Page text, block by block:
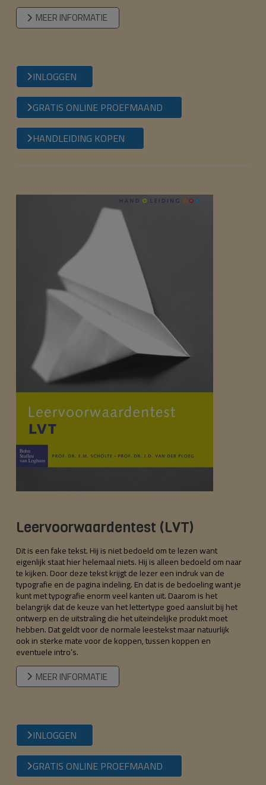
MEER INFORMATIE
INLOGGEN
GRATIS ONLINE PROEFMAAND
HANDLEIDING KOPEN
Leervoorwaardentest (LVT)
Dit is een fake tekst. Hij is niet bedoeld om te lezen want
eigenlijk staat hier helemaal niets. Hij is alleen bedoeld om naar
te kijken. Door deze tekst krijgt de lezer een indruk van de
typografie en de pagina indeling. En dat is de bedoeling want je
kunt met typografie enorm veel kanten uit. Daarom is het
belangrijk dat de keuze van het lettertype goed aansluit bij het
ontwerp en de uitstraling die het uiteindelijke produkt moet
hebben. Dat geldt voor de normale leestekst maar natuurlijk
ook in sterke mate voor de koppen, tussen koppen en
eventuele intro’s.
MEER INFORMATIE
INLOGGEN
GRATIS ONLINE PROEFMAAND